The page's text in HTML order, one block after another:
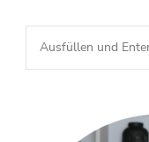
Suchst
du